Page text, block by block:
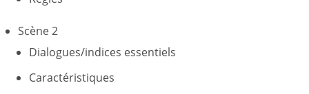
Scène 2
Dialogues/indices essentiels
Caractéristiques